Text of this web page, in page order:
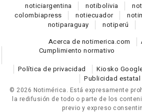
noticiargentina notibolivia
colombiapress notiecuador noti
notiparaguay notiperú
Acerca de notimerica.com
Cumplimiento normativo
Política de privacidad
Kiosko
Publicidad estatal
© 2026 Notimérica. Está expresamente
la redifusión de todo o parte de los
previo y expreso